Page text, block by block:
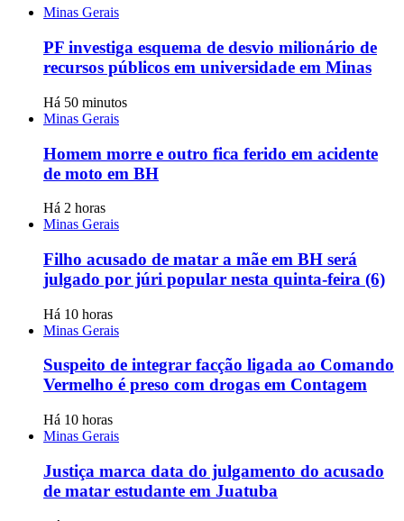
Minas Gerais
PF investiga esquema de desvio milionário de
recursos públicos em universidade em Minas
Há 50 minutos
Minas Gerais
Homem morre e outro fica ferido em acidente
de moto em BH
Há 2 horas
Minas Gerais
Filho acusado de matar a mãe em BH será
julgado por júri popular nesta quinta-feira (6)
Há 10 horas
Minas Gerais
Suspeito de integrar facção ligada ao Comando
Vermelho é preso com drogas em Contagem
Há 10 horas
Minas Gerais
Justiça marca data do julgamento do acusado
de matar estudante em Juatuba